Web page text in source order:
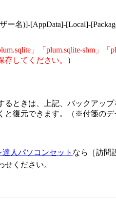
ー名)]-[AppData]-[Local]-
」「plum.sqlite-shm」「
存してください。
）
るときは、上記、バックアップ
と復元できます。（※付箋のデ
人パソコンセット なら［訪問
せください。